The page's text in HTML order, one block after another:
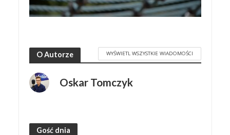
O Autorze WYŚWIETL WSZYSTKIE WIADOMOŚCI
Oskar Tomczyk
Gość dnia